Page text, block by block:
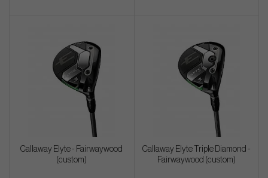
Callaway Elyte - Fairwaywood
(custom)
Callaway Elyte Triple Diamond -
Fairwaywood (custom)